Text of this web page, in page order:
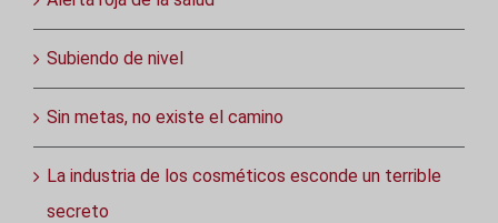
Subiendo de nivel
Sin metas, no existe el camino
La industria de los cosméticos esconde un terrible
secreto